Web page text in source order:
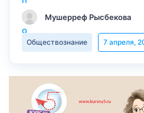
Мушерреф Рысбекова
Обществознание 7 апреля,